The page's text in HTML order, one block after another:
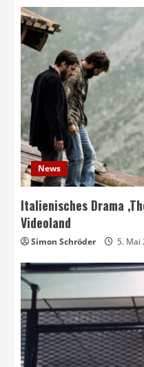
News
Italienisches Drama
Videoland
Simon Schröder 5. Mai